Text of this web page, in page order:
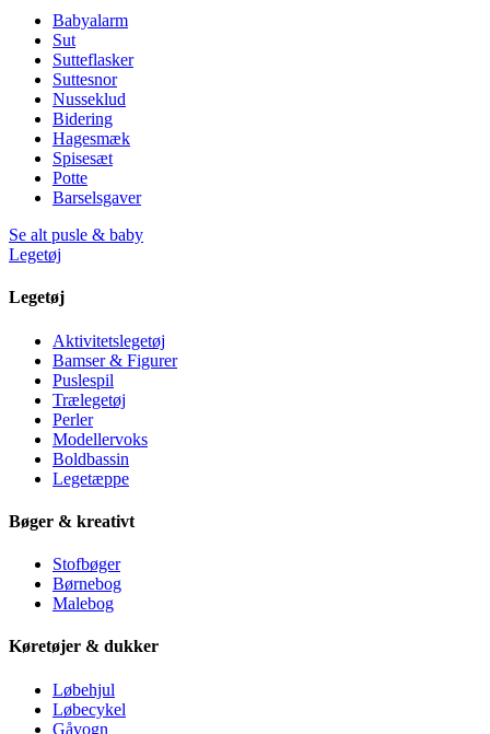
Babyalarm
Sut
Sutteflasker
Suttesnor
Nusseklud
Bidering
Hagesmæk
Spisesæt
Potte
Barselsgaver
Se alt pusle & baby
Legetøj
Legetøj
Aktivitetslegetøj
Bamser & Figurer
Puslespil
Trælegetøj
Perler
Modellervoks
Boldbassin
Legetæppe
Bøger & kreativt
Stofbøger
Børnebog
Malebog
Køretøjer & dukker
Løbehjul
Løbecykel
Gåvogn